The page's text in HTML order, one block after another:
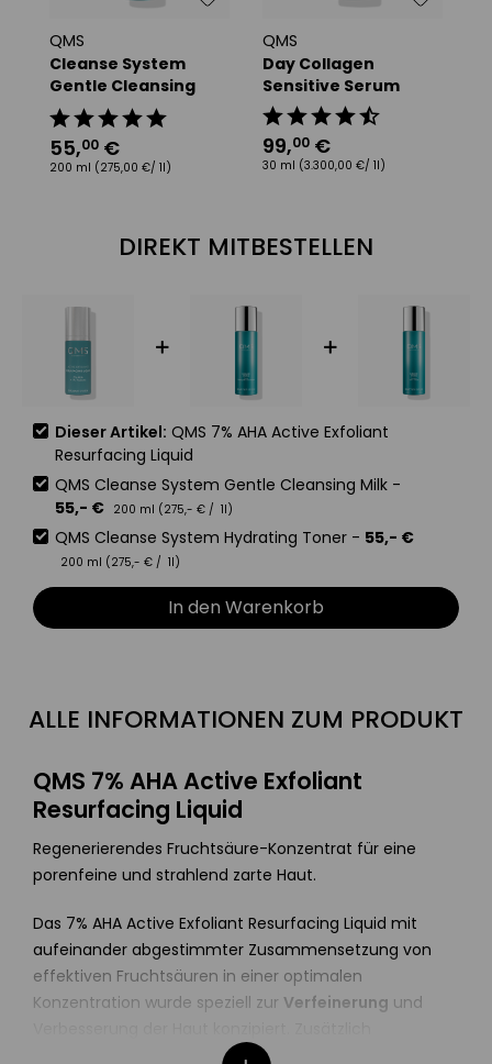
QMS
Cleanse System
Gentle Cleansing
Milk
55,00 €
200 ml (275,00 €/ 1l)
QMS
Day Collagen
Sensitive Serum
99,00 €
30 ml (3.300,00 €/ 1l)
DIREKT MITBESTELLEN
Dieser Artikel: QMS 7% AHA Active Exfoliant
Resurfacing Liquid
QMS Cleanse System Gentle Cleansing Milk -
55,- € 200 ml (275,- € / 1l)
QMS Cleanse System Hydrating Toner - 55,- €
200 ml (275,- € / 1l)
In den Warenkorb
ALLE INFORMATIONEN ZUM PRODUKT
QMS 7% AHA Active Exfoliant
Resurfacing Liquid
Regenerierendes Fruchtsäure-Konzentrat für eine
porenfeine und strahlend zarte Haut.
Das 7% AHA Active Exfoliant Resurfacing Liquid mit
aufeinander abgestimmter Zusammensetzung von
effektiven Fruchtsäuren in einer optimalen
Konzentration wurde speziell zur Verfeinerung und
unterstützt Panthenol in Kombination mit Allantoin die